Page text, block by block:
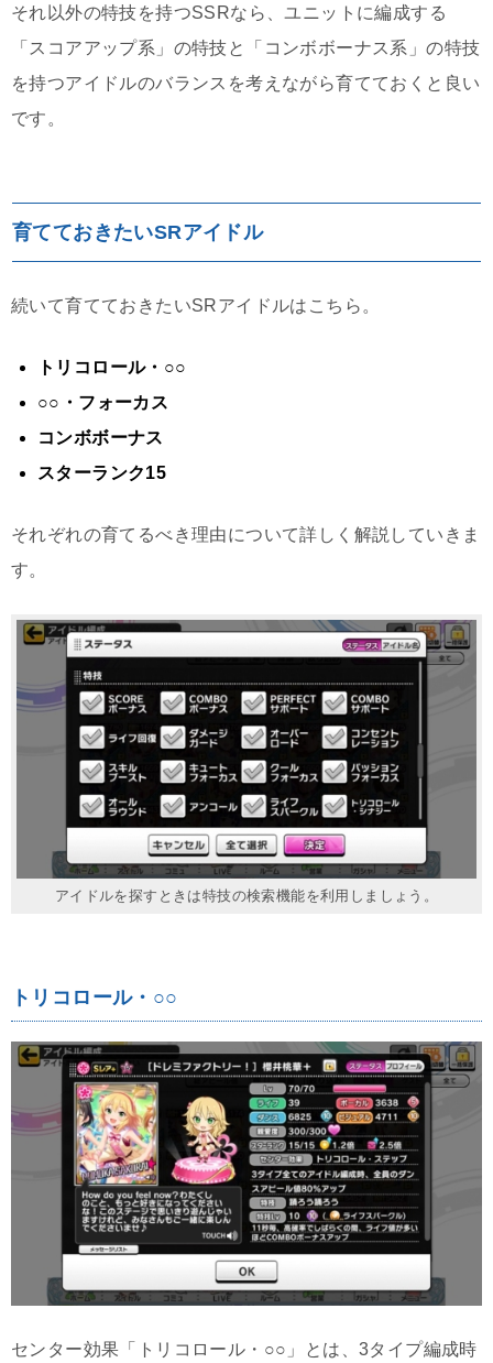
それ以外の特技を持つSSRなら、ユニットに編成する
「スコアアップ系」の特技と「コンボボーナス系」の特技
を持つアイドルのバランスを考えながら育てておくと良い
です。
育てておきたいSRアイドル
続いて育てておきたいSRアイドルはこちら。
トリコロール・○○
○○・フォーカス
コンボボーナス
スターランク15
それぞれの育てるべき理由について詳しく解説していきま
す。
アイドルを探すときは特技の検索機能を利用しましょう。
トリコロール・○○
センター効果「トリコロール・○○」とは、3タイプ編成時